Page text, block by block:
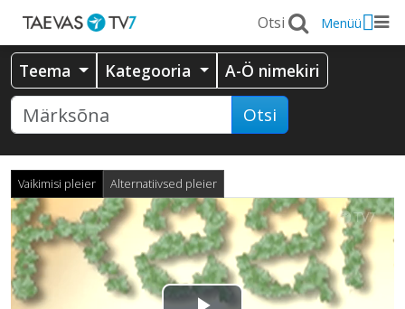
Menüü
Teema Kategooria A-Ö nimekiri
Otsi
Vaikimisi pleier Alternatiivsed pleier